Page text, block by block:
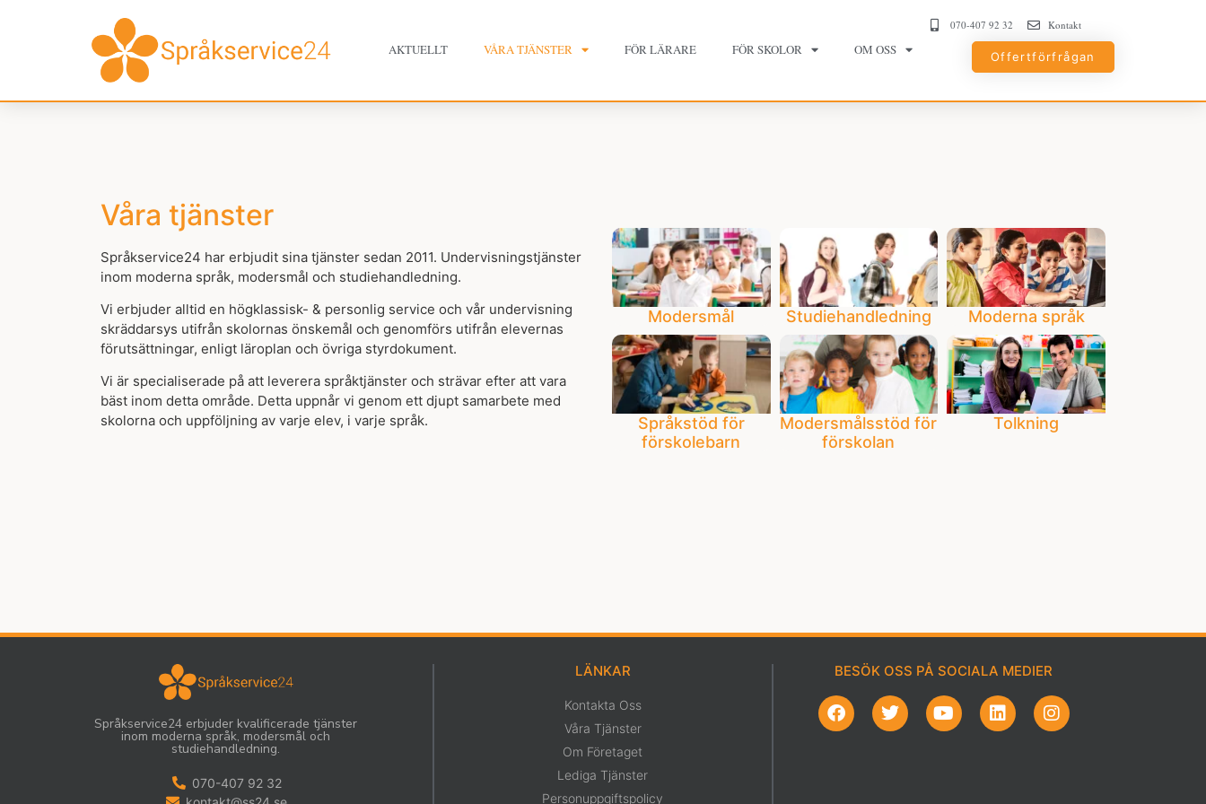
AKTUELLT VÅRA TJÄNSTER FÖR LÄRARE FÖR SKOLOR OM OSS
070-407 92 32 Kontakt
Offertförfrågan
Våra tjänster
Språkservice24 har erbjudit sina tjänster sedan 2011. Undervisningstjänster
inom moderna språk, modersmål och studiehandledning.
Vi erbjuder alltid en högklassisk- & personlig service och vår undervisning
skräddarsys utifrån skolornas önskemål och genomförs utifrån elevernas
förutsättningar, enligt läroplan och övriga styrdokument.
Vi är specialiserade på att leverera språktjänster och strävar efter att vara
bäst inom detta område. Detta uppnår vi genom ett djupt samarbete med
skolorna och uppföljning av varje elev, i varje språk.
Modersmål Studiehandledning Moderna språk
Språkstöd för
förskolebarn
Modersmålsstöd för
förskolan
Tolkning
Språkservice24 erbjuder kvalificerade tjänster
inom moderna språk, modersmål och
studiehandledning.
070-407 92 32
LÄNKAR
Kontakta Oss
Våra Tjänster
Om Företaget
Lediga Tjänster
Personuppgiftspolicy
BESÖK OSS PÅ SOCIALA MEDIER